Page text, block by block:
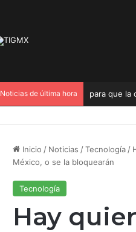
Noticias de última hora para que la
Inicio / Noticias /Tecnología /
México, o se la bloquearán
Tecnología
Hay